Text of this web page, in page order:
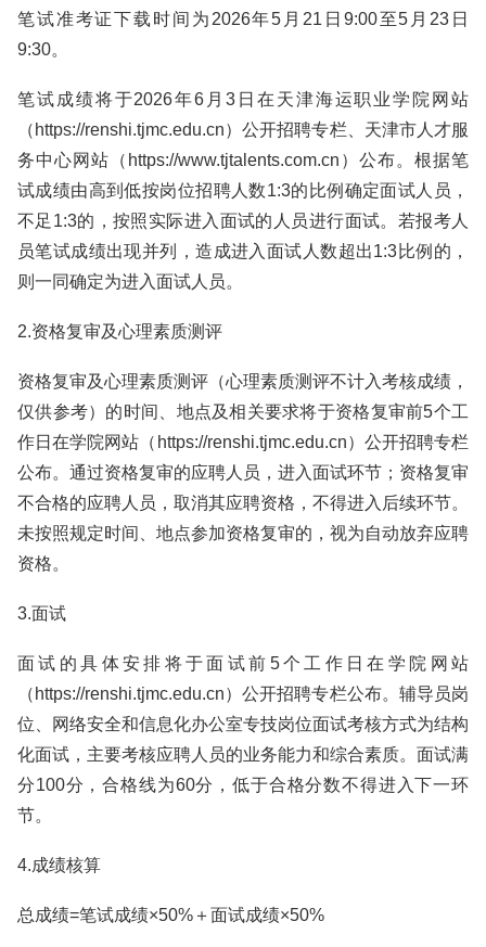
笔试准考证下载时间为2026年5月21日9:00至5月23日
9:30。
笔试成绩将于2026年6月3日在天津海运职业学院网站
（https://renshi.tjmc.edu.cn）公开招聘专栏、天津市人才服
务中心网站（https://www.tjtalents.com.cn）公布。根据笔
试成绩由高到低按岗位招聘人数1:3的比例确定面试人员，
不足1:3的，按照实际进入面试的人员进行面试。若报考人
员笔试成绩出现并列，造成进入面试人数超出1:3比例的，
则一同确定为进入面试人员。
2.资格复审及心理素质测评
资格复审及心理素质测评（心理素质测评不计入考核成绩，
仅供参考）的时间、地点及相关要求将于资格复审前5个工
作日在学院网站（https://renshi.tjmc.edu.cn）公开招聘专栏
公布。通过资格复审的应聘人员，进入面试环节；资格复审
不合格的应聘人员，取消其应聘资格，不得进入后续环节。
未按照规定时间、地点参加资格复审的，视为自动放弃应聘
资格。
3.面试
面试的具体安排将于面试前5个工作日在学院网站
（https://renshi.tjmc.edu.cn）公开招聘专栏公布。辅导员岗
位、网络安全和信息化办公室专技岗位面试考核方式为结构
化面试，主要考核应聘人员的业务能力和综合素质。面试满
分100分，合格线为60分，低于合格分数不得进入下一环
节。
4.成绩核算
总成绩=笔试成绩×50%＋面试成绩×50%